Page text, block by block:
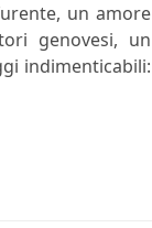
un amore
genovesi, un
indimenticabili: